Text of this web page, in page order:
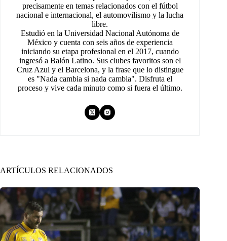
precisamente en temas relacionados con el fútbol
nacional e internacional, el automovilismo y la lucha
libre.
Estudió en la Universidad Nacional Autónoma de
México y cuenta con seis años de experiencia
iniciando su etapa profesional en el 2017, cuando
ingresó a Balón Latino. Sus clubes favoritos son el
Cruz Azul y el Barcelona, y la frase que lo distingue
es "Nada cambia si nada cambia". Disfruta el
proceso y vive cada minuto como si fuera el último.
ARTÍCULOS RELACIONADOS